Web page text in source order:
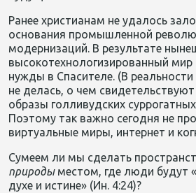
Ранее христианам не удалось
основания промышленной
модернизаций. В результате
высокотехнологизированный мир
нужды в Спасителе. (В
не делась, о чем
образы голливудских
Поэтому так важно сегодня не
виртуальные миры, интернет и
Сумеем ли мы сделать
природыместом, где люди будут
духе и истине» (Ин. 4:24)?